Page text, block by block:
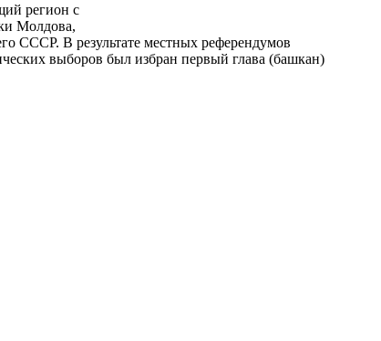
регион с
Молдова,
СССР. В результате местных референдумов
выборов был избран первый глава (башкан)